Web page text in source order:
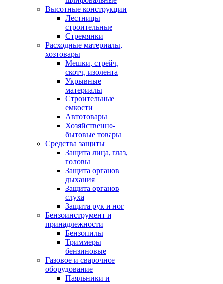
Высотные конструкции
Лестницы
строительные
Стремянки
Расходные материалы,
хозтовары
Мешки, стрейч,
скотч, изолента
Укрывные
материалы
Строительные
емкости
Автотовары
Хозяйственно-
бытовые товары
Средства защиты
Защита лица, глаз,
головы
Защита органов
дыхания
Защита органов
слуха
Защита рук и ног
Бензоинструмент и
принадлежности
Бензопилы
Триммеры
бензиновые
Газовое и сварочное
оборудование
Паяльники и